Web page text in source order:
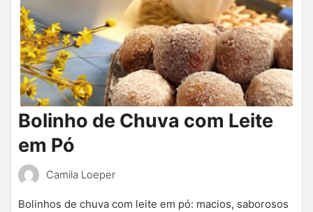
Bolinho de Chuva com Leite
em Pó
Camila Loeper
Bolinhos de chuva com leite em pó: macios, saborosos